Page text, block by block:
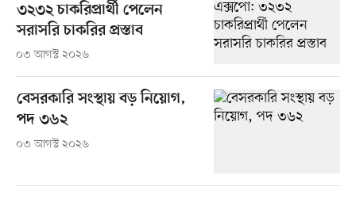
৩২৩২ চাকরিপ্রার্থী পেলেন
সরাসরি চাকরির প্রস্তাব
০৩ আগস্ট ২০২৬
বেসরকারি সংস্থায় বড় নিয়োগ,
পদ ৩৬২
০৩ আগস্ট ২০২৬